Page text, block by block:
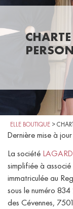
ELLE BOUTIQUE >
Dernière mise à
La société
simplifiée à
immatriculée au
sous le numéro
des Cévennes,